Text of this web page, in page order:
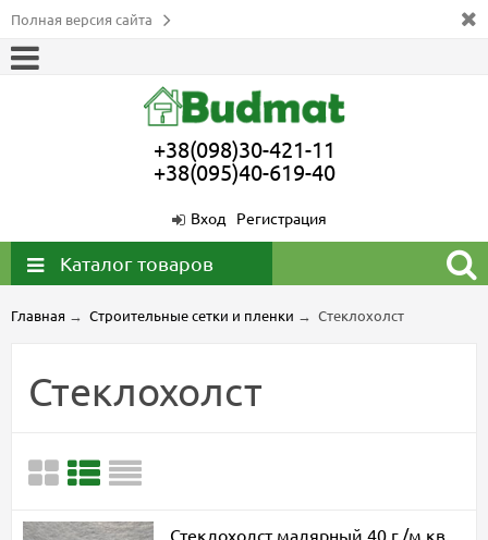
Полная версия сайта
+38(098)30-421-11
+38(095)40-619-40
Вход Регистрация
Каталог товаров
Главная → Строительные сетки и пленки → Стеклохолст
Стеклохолст
Стеклохолст малярный 40 г./м.кв.